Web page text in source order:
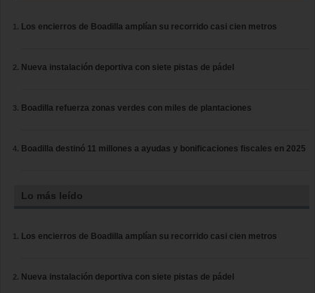
Los encierros de Boadilla amplían su recorrido casi cien metros
Nueva instalación deportiva con siete pistas de pádel
Boadilla refuerza zonas verdes con miles de plantaciones
Boadilla destinó 11 millones a ayudas y bonificaciones fiscales en 2025
Lo más leído
Los encierros de Boadilla amplían su recorrido casi cien metros
Nueva instalación deportiva con siete pistas de pádel